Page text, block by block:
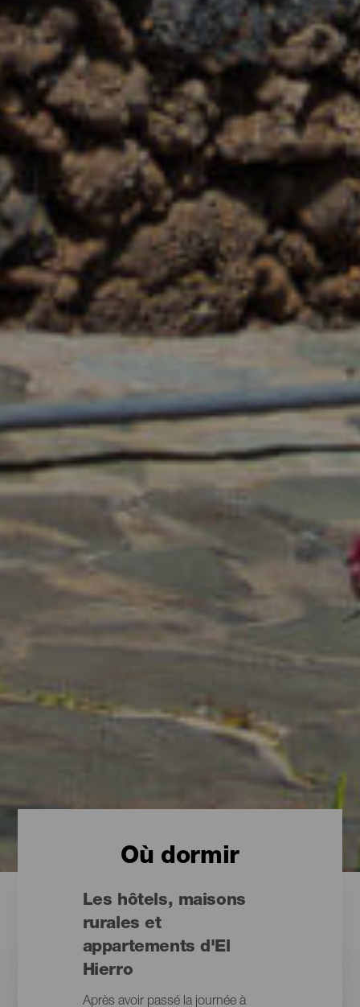
Où dormir
Les hôtels, maisons
rurales et
appartements d'El
Hierro
Après avoir passé la journée à